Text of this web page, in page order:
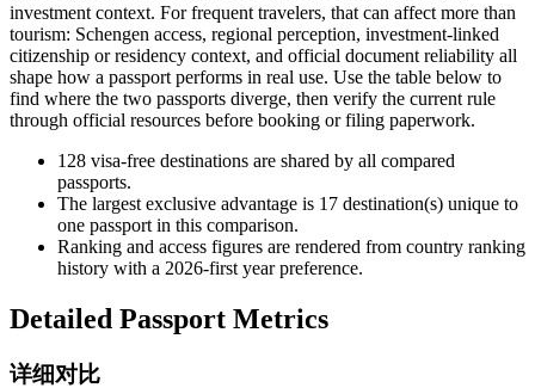
investment context. For frequent travelers, that can affect more than
tourism: Schengen access, regional perception, investment-linked
citizenship or residency context, and official document reliability all
shape how a passport performs in real use. Use the table below to
find where the two passports diverge, then verify the current rule
through official resources before booking or filing paperwork.
128 visa-free destinations are shared by all compared
passports.
The largest exclusive advantage is 17 destination(s) unique to
one passport in this comparison.
Ranking and access figures are rendered from country ranking
history with a 2026-first year preference.
Detailed Passport Metrics
详细对比